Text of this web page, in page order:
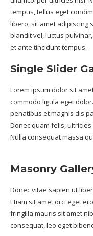
tempus, tellus eget
libero, sit amet adipiscing
blandit vel, luctus
et ante tincidunt tempus.
Single Slider
Lorem ipsum dolor sit
commodo ligula eget
penatibus et magnis dis
Donec quam felis,
Nulla consequat massa
Masonry
Donec vitae sapien ut
Etiam sit amet orci eget
fringilla mauris sit amet
consequat, leo eget